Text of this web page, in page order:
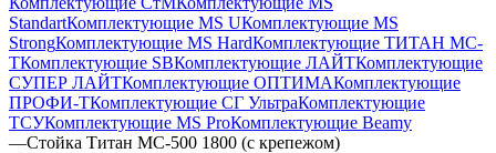
StandartКомплектующие MS UКомплектующие MS
StrongКомплектующие MS HardКомплектующие ТИТАН МС-
ТКомплектующие SBКомплектующие ЛАЙТКомплектующие
СУПЕР ЛАЙТКомплектующие ОПТИМАКомплектующие
ПРОФИ-ТКомплектующие СГ УльтраКомплектующие
ТСУКомплектующие MS ProКомплектующие Beamy
—Стойка Титан МС-500 1800 (с крепежом)